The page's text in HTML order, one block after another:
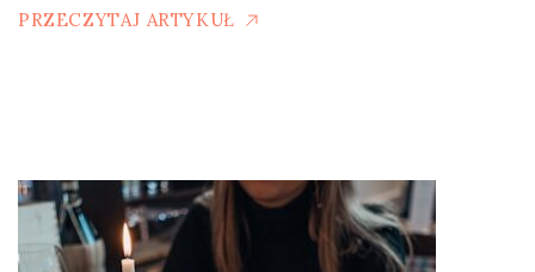
PRZECZYTAJ ARTYKUŁ